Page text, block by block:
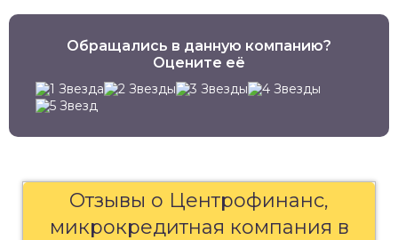
Обращались в данную компанию?
Оцените её
Отзывы о Центрофинанс,
микрокредитная компания в